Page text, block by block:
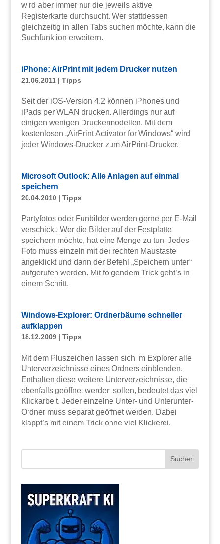
wird aber immer nur die jeweils aktive
Registerkarte durchsucht. Wer stattdessen
gleichzeitig in allen Tabs suchen möchte, kann die
Suchfunktion erweitern.
iPhone: AirPrint mit jedem Drucker nutzen
21.06.2011| Tipps
Seit der iOS-Version 4.2 können iPhones und
iPads per WLAN drucken. Allerdings nur auf
einigen wenigen Druckermodellen. Mit dem
kostenlosen „AirPrint Activator for Windows“ wird
jeder Windows-Drucker zum AirPrint-Drucker.
Microsoft Outlook: Alle Anlagen auf einmal
speichern
20.04.2010| Tipps
Partyfotos oder Funbilder werden gerne per E-Mail
verschickt. Wer die Bilder auf der Festplatte
speichern möchte, hat eine Menge zu tun. Jedes
Foto muss einzeln mit der rechten Maustaste
angeklickt und dann der Befehl „Speichern unter“
aufgerufen werden. Mit folgendem Trick geht’s in
einem Schritt.
Windows-Explorer: Ordnerbäume schneller
aufklappen
18.12.2009| Tipps
Mit dem Pluszeichen lassen sich im Explorer alle
Unterverzeichnisse eines Ordners einblenden.
Enthalten diese weitere Unterverzeichnisse, die
ebenfalls geöffnet werden sollen, bedeutet das viel
Klickarbeit. Jeder einzelne Unter- und Unterunter-
Ordner muss separat geöffnet werden. Dabei
klappt’s mit einem Trick ohne viel Klickerei.